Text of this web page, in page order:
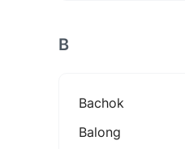
B
Bachok
Balong